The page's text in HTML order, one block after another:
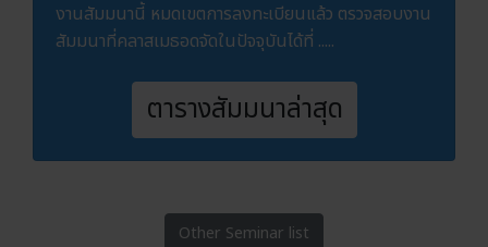
งานสัมมนานี้ หมดเขตการลงทะเบียนแล้ว ตรวจสอบงาน
สัมมนาที่คลาสเมธอดจัดในปัจจุบันได้ที่ .....
ตารางสัมมนาล่าสุด
Other Seminar list